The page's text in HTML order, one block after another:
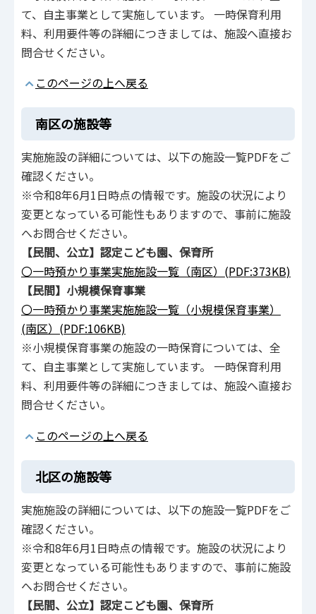
て、自主事業として実施しています。 一時保育利用
料、利用要件等の詳細につきましては、施設へ直接お
問合せください。
このページの上へ戻る
南区の施設等
実施施設の詳細については、以下の施設一覧PDFをご
確認ください。
※令和8年6月1日時点の情報です。施設の状況により
変更となっている可能性もありますので、事前に施設
へお問合せください。
【民間、公立】認定こども園、保育所
〇一時預かり事業実施施設一覧（南区）(PDF:373KB)
【民間】小規模保育事業
〇一時預かり事業実施施設一覧（小規模保育事業）
(南区）(PDF:106KB)
※小規模保育事業の施設の一時保育については、全
て、自主事業として実施しています。 一時保育利用
料、利用要件等の詳細につきましては、施設へ直接お
問合せください。
このページの上へ戻る
北区の施設等
実施施設の詳細については、以下の施設一覧PDFをご
確認ください。
※令和8年6月1日時点の情報です。施設の状況により
変更となっている可能性もありますので、事前に施設
へお問合せください。
【民間、公立】認定こども園、保育所